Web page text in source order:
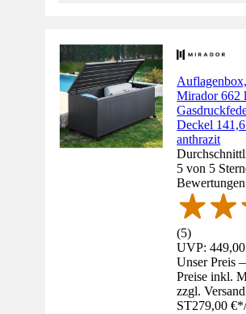
Mirador 662
Deckel
anthrazit
5 von 5
(5)
UVP:
Unser Preis
Preise inkl.
zzgl.
ST279,00 €*